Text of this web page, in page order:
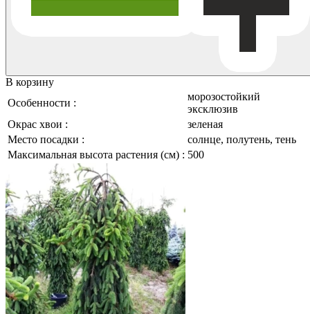
В корзину
Особенности :
морозостойкий
эксклюзив
Окрас хвои :
зеленая
Место посадки :
солнце, полутень, тень
Максимальная высота растения (см) : 500